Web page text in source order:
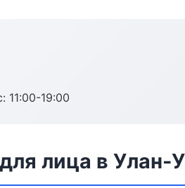
11:00-19:00
лица в Улан-